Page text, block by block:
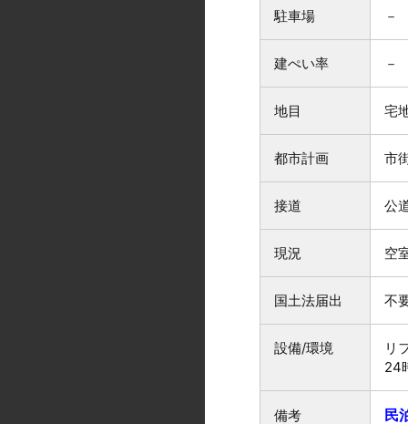
駐車場 －
建ぺい率 －
地目 宅
都市計画 市
接道 公
現況 空
国土法届出 不
設備/環境
リ
24
備考 民